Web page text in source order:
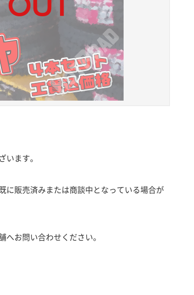
います。
に販売済みまたは商談中となっている場合が
へお問い合わせください。